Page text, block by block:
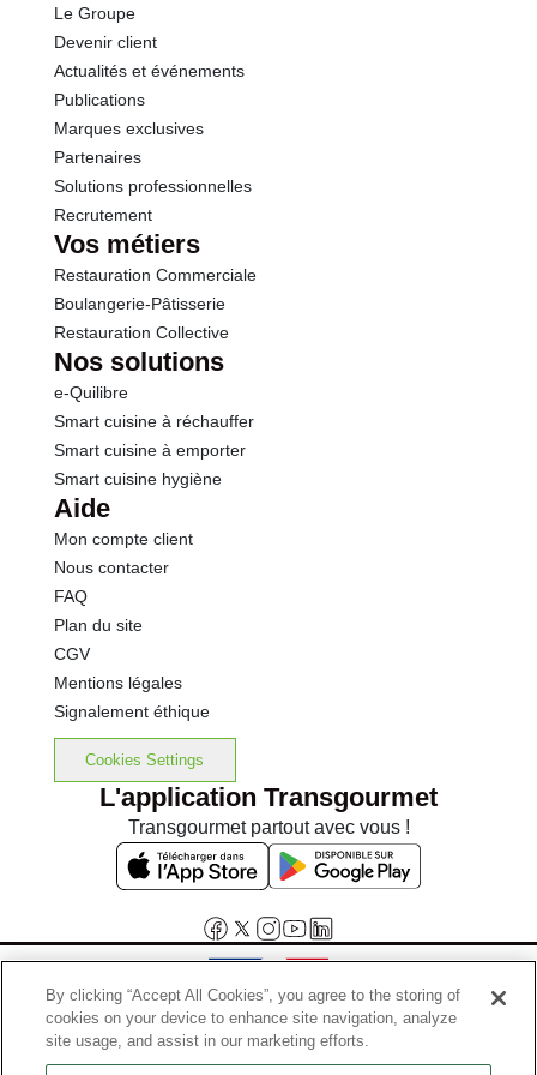
Protéines
Sel
Le Groupe
Devenir client
Actualités et événements
Publications
Marques exclusives
Partenaires
Solutions professionnelles
Recrutement
Vos métiers
Restauration Commerciale
Boulangerie-Pâtisserie
Restauration Collective
Nos solutions
e-Quilibre
Smart cuisine à réchauffer
Smart cuisine à emporter
Smart cuisine hygiène
Aide
Mon compte client
Nous contacter
FAQ
Plan du site
CGV
Mentions légales
Signalement éthique
Cookies Settings
L'application Transgourmet
Transgourmet partout avec vous !
Interdiction de vente de boissons alcooliques aux mineurs de
By clicking “Accept All Cookies”, you agree to the storing of
cookies on your device to enhance site navigation, analyze
site usage, and assist in our marketing efforts.